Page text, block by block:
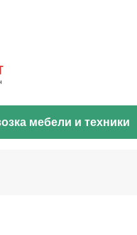
мебели и техники